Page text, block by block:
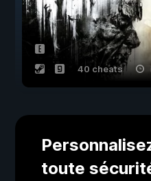
40 cheats
toute